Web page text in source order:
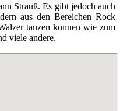
Strauß. Es gibt jedoch auch
aus den Bereichen Rock
tanzen können wie zum
viele andere.